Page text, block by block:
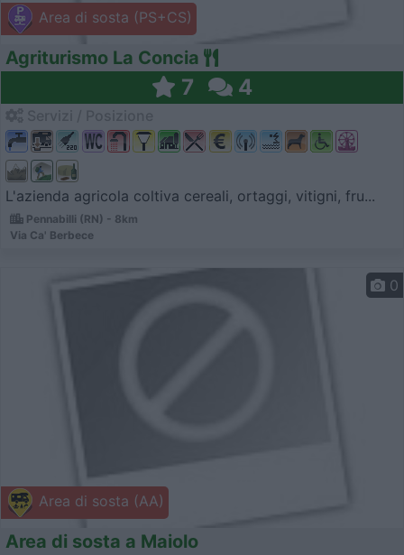
Area di sosta (PS+CS)
Agriturismo La Concia
7 4
L'azienda agricola coltiva cereali, ortaggi, vitigni, fru...
Pennabilli (RN) - 8km
Via Ca' Berbece
Area di sosta (AA)
0
Area di sosta a Maiolo